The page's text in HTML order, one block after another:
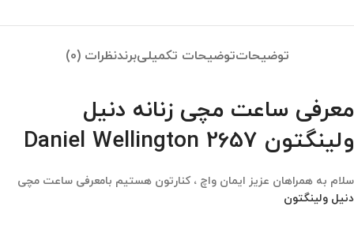
توضیحاتتوضیحات تکمیلیبرندنظرات (0)
معرفی ساعت مچی زنانه دنیل
ولینگتون 2657 Daniel Wellington
سلام به همراهان عزیز ایمان واچ ، کنارتون هستیم بامعرفی ساعت مچی
دنیل ولینگتون